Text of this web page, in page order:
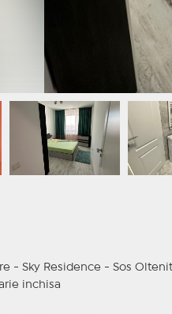
- Sky Residence - Sos
inchisa